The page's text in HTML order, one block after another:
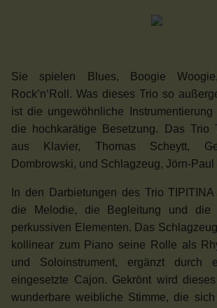
Sie spielen Blues, Boogie
Rock’n‘Roll. Was dieses Trio so
ist die ungewöhnliche
die hochkarätige Besetzung. Das Trio
aus Klavier, Thomas Scheytt,
Dombrowski, und Schlagzeug, Jörn-
In den Darbietungen des Trio
die Melodie, die Begleitung und
perkussiven Elementen. Das
kollinear zum Piano seine Rolle als
und Soloinstrument, ergänzt durch
eingesetzte Cajon. Gekrönt wird
wunderbare weibliche Stimme, die